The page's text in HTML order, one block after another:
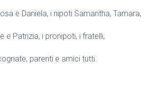
e Daniela, i nipoti Samantha, Tamara,
e Patrizia, i pronipoti, i fratelli,
parenti e amici tutti.